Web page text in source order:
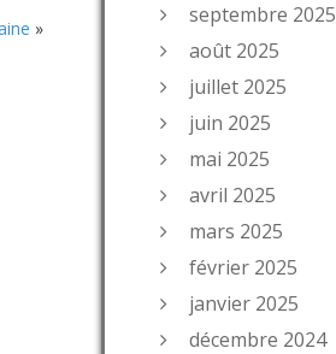
»
septembre 2025
août 2025
juillet 2025
juin 2025
mai 2025
avril 2025
mars 2025
février 2025
janvier 2025
décembre 2024